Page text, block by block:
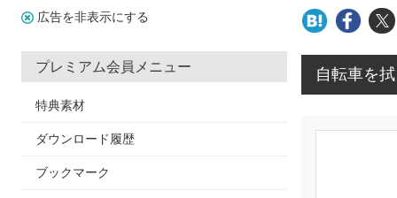
広告を非表示にする
プレミアム会員メニュー
特典素材
ダウンロード履歴
ブックマーク
自転車を